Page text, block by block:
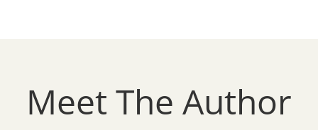
Meet The Author